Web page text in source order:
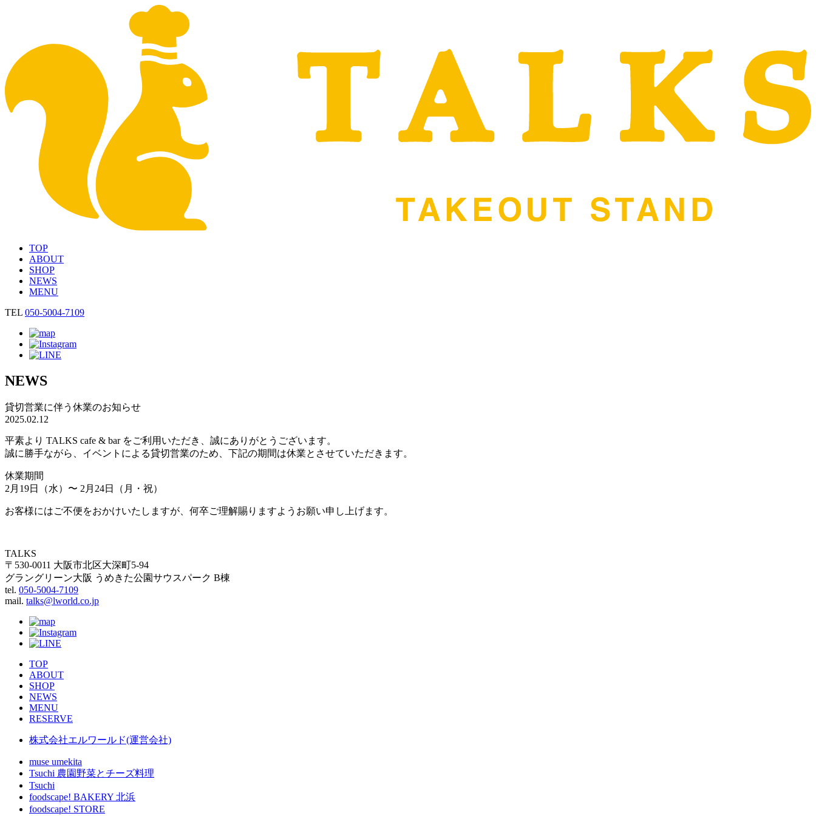
TOP
ABOUT
SHOP
NEWS
MENU
TEL 050-5004-7109
NEWS
貸切営業に伴う休業のお知らせ
2025.02.12
平素より TALKS cafe & bar をご利用いただき、誠にありがとうございます。
誠に勝手ながら、イベントによる貸切営業のため、下記の期間は休業とさせていただきます。
休業期間
2月19日（水）〜 2月24日（月・祝）
お客様にはご不便をおかけいたしますが、何卒ご理解賜りますようお願い申し上げます。
TALKS
〒530-0011 大阪市北区大深町5-94
グラングリーン大阪 うめきた公園サウスパーク B棟
tel. 050-5004-7109
mail. talks@lworld.co.jp
TOP
ABOUT
SHOP
NEWS
MENU
RESERVE
株式会社エルワールド(運営会社)
muse umekita
Tsuchi 農園野菜とチーズ料理
Tsuchi
foodscape! BAKERY 北浜
foodscape! STORE